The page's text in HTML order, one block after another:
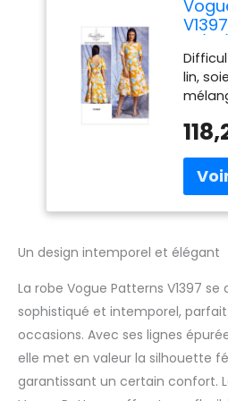
pour
lin,
les
Reese
Un design intemporel et élégant
La robe Vogue Patterns V1397
sophistiqué et intemporel,
occasions. Avec ses lignes
elle met en valeur la silhouette
garantissant un certain confort.